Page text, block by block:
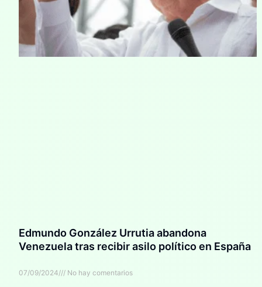
Edmundo González Urrutia abandona
Venezuela tras recibir asilo político en España
07/09/2024 No hay comentarios